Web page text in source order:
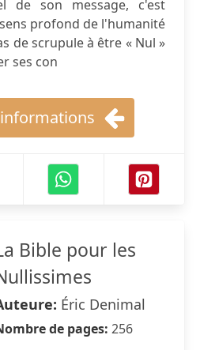
de son message, c'est
profond de l'humanité
de scrupule à être « Nul »
ses con
Bible pour les
Éric Denimal
de pages: 256